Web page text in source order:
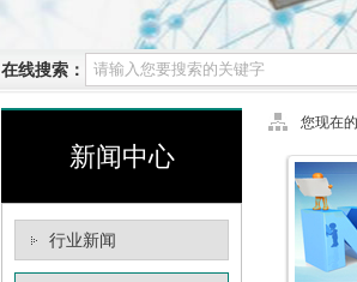
在线搜索：
新闻中心
行业新闻
您现在